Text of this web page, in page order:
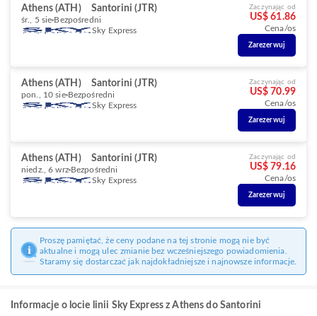
Athens (ATH) Santorini (JTR)
śr., 5 sie Bezpośredni
Sky Express
Zaczynając od
US$ 61.86
Cena/os
Zarezerwuj
Athens (ATH) Santorini (JTR)
pon., 10 sie Bezpośredni
Sky Express
Zaczynając od
US$ 70.99
Cena/os
Zarezerwuj
Athens (ATH) Santorini (JTR)
niedz., 6 wrz Bezpośredni
Sky Express
Zaczynając od
US$ 79.16
Cena/os
Zarezerwuj
Proszę pamiętać, że ceny podane na tej stronie mogą nie być
aktualne i mogą ulec zmianie bez wcześniejszego powiadomienia.
Staramy się dostarczać jak najdokładniejsze i najnowsze informacje.
Informacje o locie linii Sky Express z Athens do Santorini